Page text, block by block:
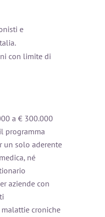
e
con limite di
a € 300.000
programma
un solo aderente
né
aziende con
croniche